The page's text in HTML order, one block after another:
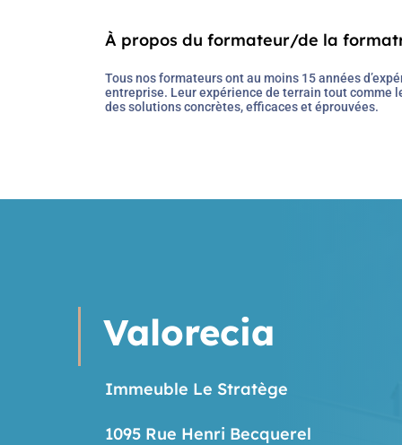
À propos du formateur/de la
Valorecia
Immeuble Le Stratège
1095 Rue Henri Becquerel